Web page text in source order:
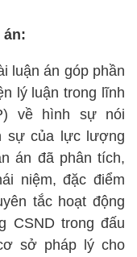
án:
luận án góp phần
lý luận trong lĩnh
về hình sự nói
sự của lực lượng
án đã phân tích,
niệm, đặc điểm
tắc hoạt động
CSND trong đấu
sở pháp lý cho